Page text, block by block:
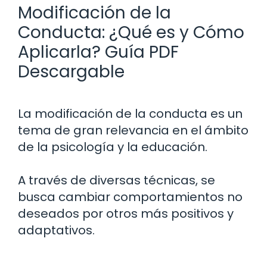
Modificación de la
Conducta: ¿Qué es y Cómo
Aplicarla? Guía PDF
Descargable
La modificación de la conducta es un
tema de gran relevancia en el ámbito
de la psicología y la educación.
A través de diversas técnicas, se
busca cambiar comportamientos no
deseados por otros más positivos y
adaptativos.